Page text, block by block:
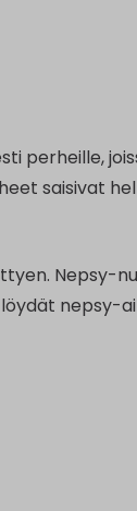
perheille,
saisivat
Nepsy-
nepsy-